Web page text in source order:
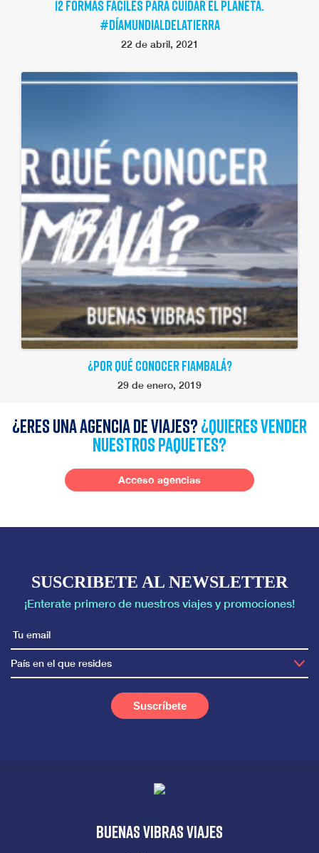
12 FORMAS FÁCILES PARA CUIDAR EL PLANETA.
#DÍAMUNDIALDELATIERRA
22 de abril, 2021
¿POR QUÉ CONOCER FIAMBALÁ?
29 de enero, 2019
¿Eres una agencia de viajes?¿quieres vender
nuestros paquetes?
Acceso agencias
SUSCRIBETE AL NEWSLETTER
¡Enterate primero de nuestros viajes y promociones!
País en el que resides
Buenas vibras viajes